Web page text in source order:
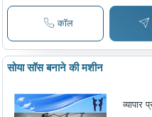
कॉल
सोया सॉस बनाने की मशीन
व्यापार